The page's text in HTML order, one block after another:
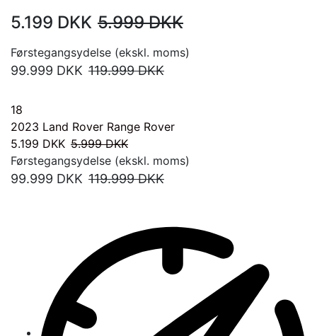
5.199 DKK 5.999DKK
Førstegangsydelse (ekskl. moms)
99.999 DKK 119.999DKK
18
2023 Land Rover Range Rover
5.199 DKK 5.999DKK
Førstegangsydelse (ekskl. moms)
99.999 DKK 119.999DKK